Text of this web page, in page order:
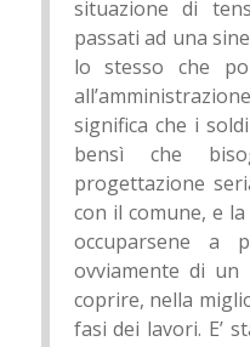
situazione di
passati ad una
lo stesso che
significa che i
bensì che
progettazione
con il comune, e
occuparsene a
ovviamente di un
coprire, nella
fasi dei lavori. E’